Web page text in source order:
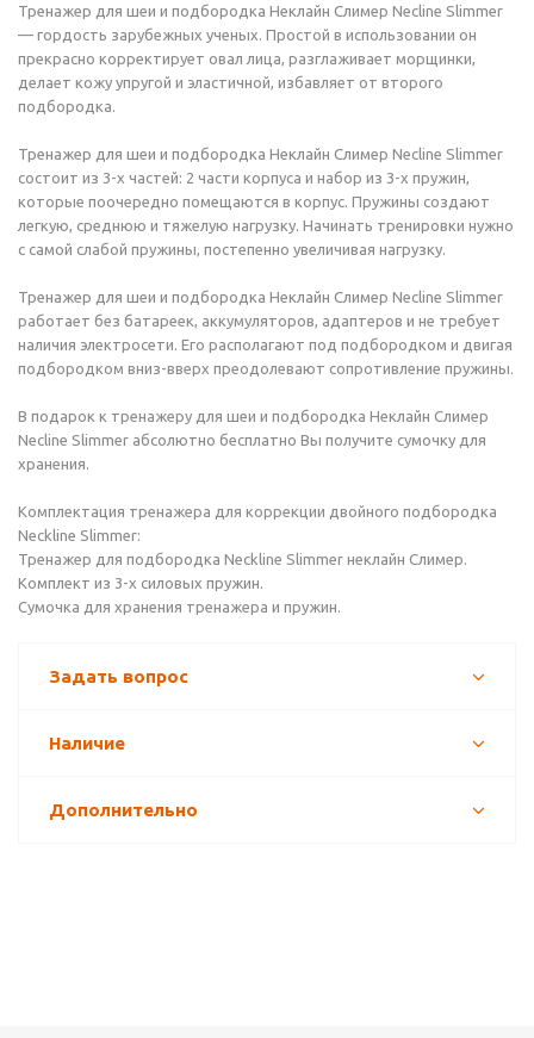
Тренажер для шеи и подбородка Неклайн Слимер Necline Slimmer
— гордость зарубежных ученых. Простой в использовании он
прекрасно корректирует овал лица, разглаживает морщинки,
делает кожу упругой и эластичной, избавляет от второго
подбородка.
Тренажер для шеи и подбородка Неклайн Слимер Necline Slimmer
состоит из 3-х частей: 2 части корпуса и набор из 3-х пружин,
которые поочередно помещаются в корпус. Пружины создают
легкую, среднюю и тяжелую нагрузку. Начинать тренировки нужно
с самой слабой пружины, постепенно увеличивая нагрузку.
Тренажер для шеи и подбородка Неклайн Слимер Necline Slimmer
работает без батареек, аккумуляторов, адаптеров и не требует
наличия электросети. Его располагают под подбородком и двигая
подбородком вниз-вверх преодолевают сопротивление пружины.
В подарок к тренажеру для шеи и подбородка Неклайн Слимер
Necline Slimmer абсолютно бесплатно Вы получите сумочку для
хранения.
Комплектация тренажера для коррекции двойного подбородка
Neckline Slimmer:
Тренажер для подбородка Neckline Slimmer неклайн Слимер.
Комплект из 3-х силовых пружин.
Сумочка для хранения тренажера и пружин.
Задать вопрос
Наличие
Дополнительно